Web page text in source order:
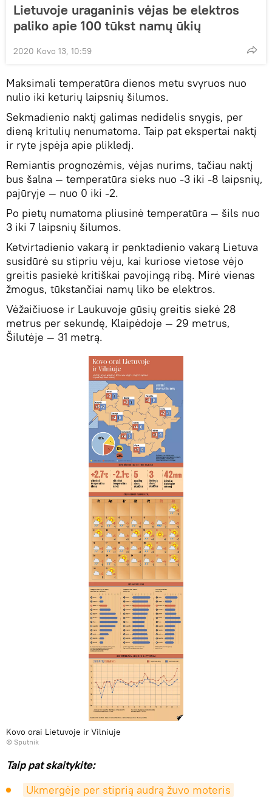
Lietuvoje uraganinis vėjas be elektros
paliko apie 100 tūkst namų ūkių
2020 Kovo 13, 10:59
Maksimali temperatūra dienos metu svyruos nuo
nulio iki keturių laipsnių šilumos.
Sekmadienio naktį galimas nedidelis snygis, per
dieną kritulių nenumatoma. Taip pat ekspertai naktį
ir ryte įspėja apie plikledį.
Remiantis prognozėmis, vėjas nurims, tačiau naktį
bus šalna — temperatūra sieks nuo -3 iki -8 laipsnių,
pajūryje — nuo 0 iki -2.
Po pietų numatoma pliusinė temperatūra — šils nuo
3 iki 7 laipsnių šilumos.
Ketvirtadienio vakarą ir penktadienio vakarą Lietuva
susidūrė su stipriu vėju, kai kuriose vietose vėjo
greitis pasiekė kritiškai pavojingą ribą. Mirė vienas
žmogus, tūkstančiai namų liko be elektros.
Vėžaičiuose ir Laukuvoje gūsių greitis siekė 28
metrus per sekundę, Klaipėdoje — 29 metrus,
Šilutėje — 31 metrą.
Kovo orai Lietuvoje ir Vilniuje
© Sputnik
Taip pat skaitykite:
Ukmergėje per stiprią audrą žuvo moteris